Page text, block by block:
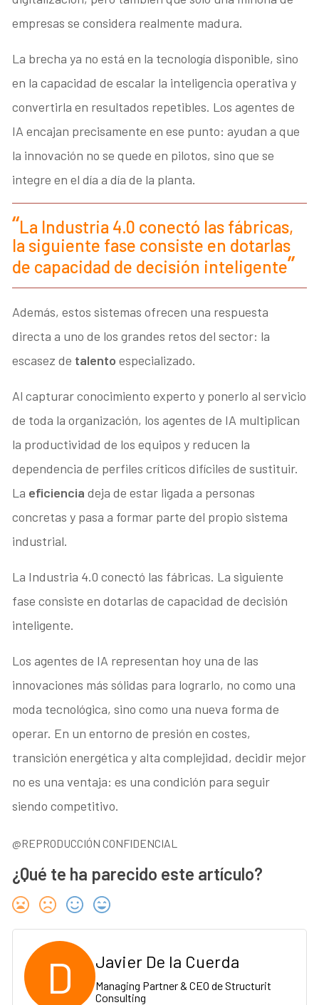
empresas se considera realmente madura.
La brecha ya no está en la tecnología disponible, sino
en la capacidad de escalar la inteligencia operativa y
convertirla en resultados repetibles. Los agentes de
IA encajan precisamente en ese punto: ayudan a que
la innovación no se quede en pilotos, sino que se
integre en el día a día de la planta.
La Industria 4.0 conectó las fábricas,
la siguiente fase consiste en dotarlas
de capacidad de decisión inteligente
Además, estos sistemas ofrecen una respuesta
directa a uno de los grandes retos del sector: la
escasez de talentoespecializado.
Al capturar conocimiento experto y ponerlo al servicio
de toda la organización, los agentes de IA multiplican
la productividad de los equipos y reducen la
dependencia de perfiles críticos difíciles de sustituir.
La eficienciadeja de estar ligada a personas
concretas y pasa a formar parte del propio sistema
industrial.
La Industria 4.0 conectó las fábricas. La siguiente
fase consiste en dotarlas de capacidad de decisión
inteligente.
Los agentes de IA representan hoy una de las
innovaciones más sólidas para lograrlo, no como una
moda tecnológica, sino como una nueva forma de
operar. En un entorno de presión en costes,
transición energética y alta complejidad, decidir mejor
no es una ventaja: es una condición para seguir
siendo competitivo.
@REPRODUCCIÓN CONFIDENCIAL
¿Qué te ha parecido este artículo?
D Javier De la Cuerda
Managing Partner & CEO de Structurit
Consulting